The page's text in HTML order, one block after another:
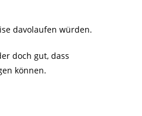
davolaufen würden.
doch gut, dass
können.